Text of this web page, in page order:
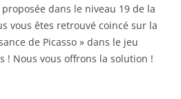
dans le niveau 19 de la
vous êtes retrouvé coincé sur la
de Picasso » dans le jeu
! Nous vous offrons la solution !